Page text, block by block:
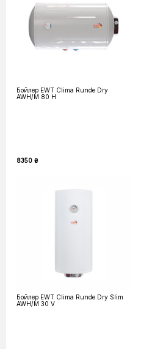
Бойлер EWT Clima Runde Dry
AWH/M 80 H
8350 ₴
Бойлер EWT Clima Runde Dry Slim
AWH/M 30 V